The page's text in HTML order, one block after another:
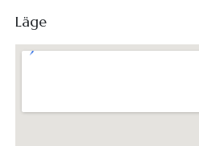
Läge